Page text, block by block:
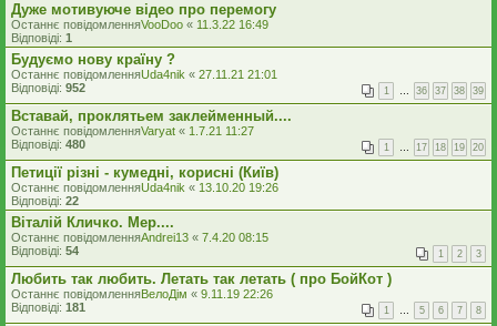
Дуже мотивуюче відео про перемогу
Останнє повідомленняVooDoo « 11.3.22 16:49
Відповіді: 1
Будуємо нову країну ?
Останнє повідомленняUda4nik « 27.11.21 21:01
Відповіді: 952 1 … 36 37 38 39
Вставай, проклятьем заклейменный....
Останнє повідомленняVaryat « 1.7.21 11:27
Відповіді: 480 1 … 17 18 19 20
Петиції різні - кумедні, корисні (Київ)
Останнє повідомленняUda4nik « 13.10.20 19:26
Відповіді: 22
Віталій Кличко. Мер....
Останнє повідомленняAndrei13 « 7.4.20 08:15
Відповіді: 54 1 2 3
Любить так любить. Летать так летать ( про БойКот )
Останнє повідомленняВелоДім « 9.11.19 22:26
Відповіді: 181 1 … 5 6 7 8